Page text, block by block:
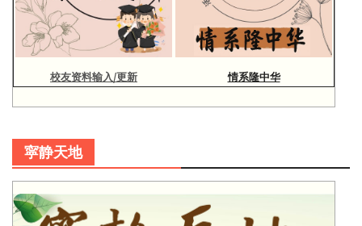
校友资料输入/更新 情系隆中华
寜静天地